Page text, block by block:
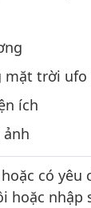
mặt trời ufo
ích
có
hoặc nhập